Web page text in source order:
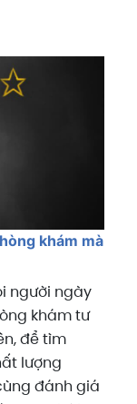
khám mà
người ngày
khám tư
để tìm
lượng
đánh giá